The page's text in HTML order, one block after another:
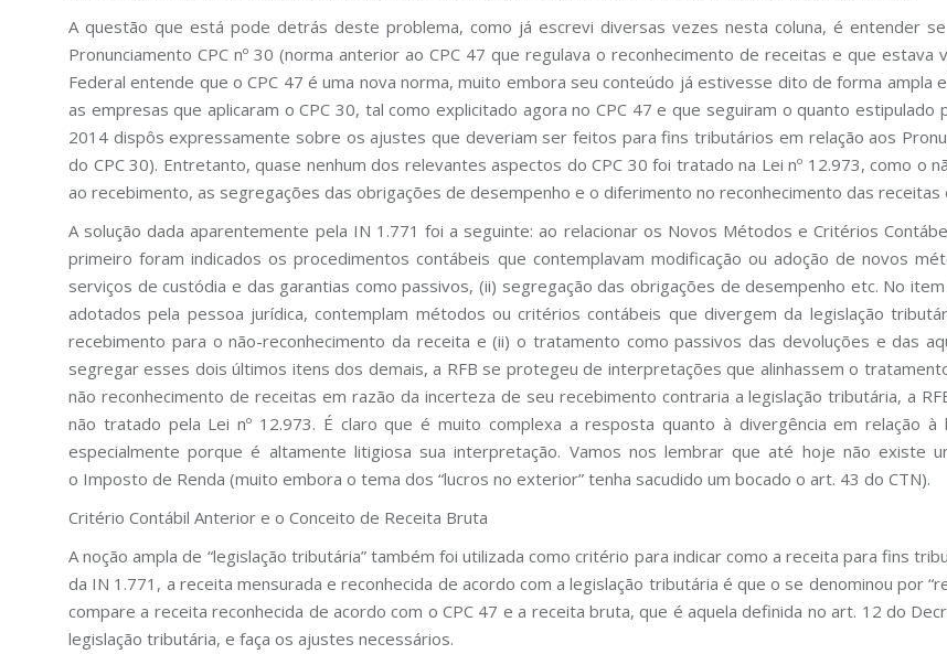
A questão que está pode detrás deste problema, como já escrevi diversas vezes nesta coluna, é entender
Pronunciamento CPC nº 30 (norma anterior ao CPC 47 que regulava o reconhecimento de receitas e que
Federal entende que o CPC 47 é uma nova norma, muito embora seu conteúdo já estivesse dito de forma ampla
as empresas que aplicaram o CPC 30, tal como explicitado agora no CPC 47 e que seguiram o quanto estipulado
2014 dispôs expressamente sobre os ajustes que deveriam ser feitos para fins tributários em relação aos
do CPC 30). Entretanto, quase nenhum dos relevantes aspectos do CPC 30 foi tratado na Lei nº 12.973, como o
ao recebimento, as segregações das obrigações de desempenho e o diferimento no reconhecimento das receitas
A solução dada aparentemente pela IN 1.771 foi a seguinte: ao relacionar os Novos Métodos e Critérios
primeiro foram indicados os procedimentos contábeis que contemplavam modificação ou adoção de novos
serviços de custódia e das garantias como passivos, (ii) segregação das obrigações de desempenho etc. No
adotados pela pessoa jurídica, contemplam métodos ou critérios contábeis que divergem da legislação
recebimento para o não-reconhecimento da receita e (ii) o tratamento como passivos das devoluções e das
segregar esses dois últimos itens dos demais, a RFB se protegeu de interpretações que alinhassem o
não reconhecimento de receitas em razão da incerteza de seu recebimento contraria a legislação tributária, a
não tratado pela Lei nº 12.973. É claro que é muito complexa a resposta quanto à divergência em relação
especialmente porque é altamente litigiosa sua interpretação. Vamos nos lembrar que até hoje não existe
o Imposto de Renda (muito embora o tema dos “lucros no exterior” tenha sacudido um bocado o art. 43 do CTN).
Critério Contábil Anterior e o Conceito de Receita Bruta
A noção ampla de “legislação tributária” também foi utilizada como critério para indicar como a receita para fins
da IN 1.771, a receita mensurada e reconhecida de acordo com a legislação tributária é que o se denominou por
compare a receita reconhecida de acordo com o CPC 47 e a receita bruta, que é aquela definida no art. 12 do
legislação tributária, e faça os ajustes necessários.